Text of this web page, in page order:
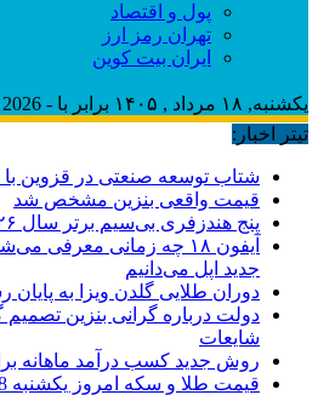
پول و اقتصاد
تهران رمز ارز
ایران بیت کوین
یکشنبه, ۱۸ مرداد , ۱۴۰۵ برابر با - Sunday, 9 August , 2026
تیتر اخبار:
شتاب توسعه صنعتی در قزوین
قیمت واقعی بنزین مشخص شد
پنج هندزفری بی‌سیم برتر سال ۲۰۲۶
آیفون ۱۸ چه زمانی معرفی
جدید اپل می‌دانیم
دوران طلایی گلدن ویزا به پایان
دولت درباره گرانی بنزین
شایعات
روش جدید کسب درآمد ماهانه